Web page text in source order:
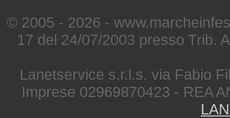
© 2005 - 2026 -
17 del 24/07/2003 presso Trib.
Lanetservice s.r.l.s. via Fabio
Imprese 02969870423 - REA